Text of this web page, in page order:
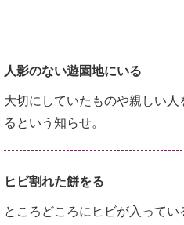
人影のない遊園地にいる
大切にしていたものや親しい
るという知らせ。
ヒビ割れた餅をる
ところどころにヒビが入って